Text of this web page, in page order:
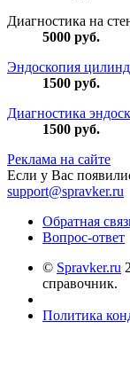
Диагностика на
5000 руб.
Эндоскопия
1500 руб.
Диагностика
1500 руб.
Реклама на сайте
Если у Вас
support@spravker.ru
Обратная
Вопрос-ответ
© Spravker.ru
справочник.
Политика